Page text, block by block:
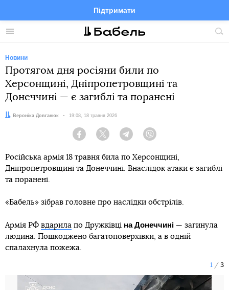
Меню
Підтримати
FacebookTelegramTwitter
Новини
Протягом дня росіяни били по
Херсонщині, Дніпропетровщині та
Донеччині — є загиблі та поранені
Автор:Вероніка Довганюк Дата:
19:08, 18 травня 2026
Facebook Twitter Telegram
Російська армія 18 травня била по Херсонщині,
Дніпропетровщині та Донеччині. Внаслідок атаки є загиблі
та поранені.
«Бабель» зібрав головне про наслідки обстрілів.
Армія РФ вдарила по Дружківці на Донеччині — загинула
людина. Пошкоджено багатоповерхівки, а в одній
спалахнула пожежа.
1 3